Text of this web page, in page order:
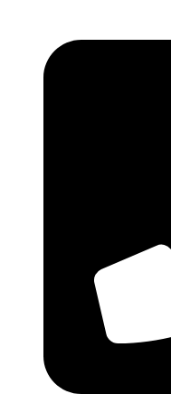
contenido